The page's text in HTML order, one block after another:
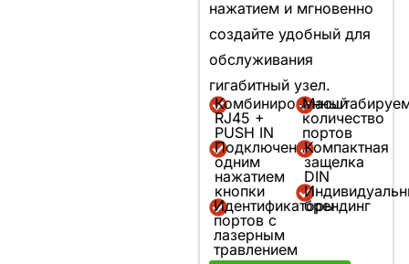
нажатием и мгновенно
создайте удобный для
обслуживания
гигабитный узел.
Комбинированный
RJ45 +
PUSH IN
Подключение
одним
нажатием
кнопки
Идентификаторы
портов с
лазерным
травлением
количество
портов
Компактная
защелка
DIN
брендинг